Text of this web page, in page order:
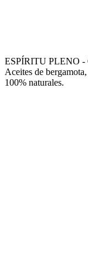
ESPÍRITU PLENO -
Aceites de
100% naturales.